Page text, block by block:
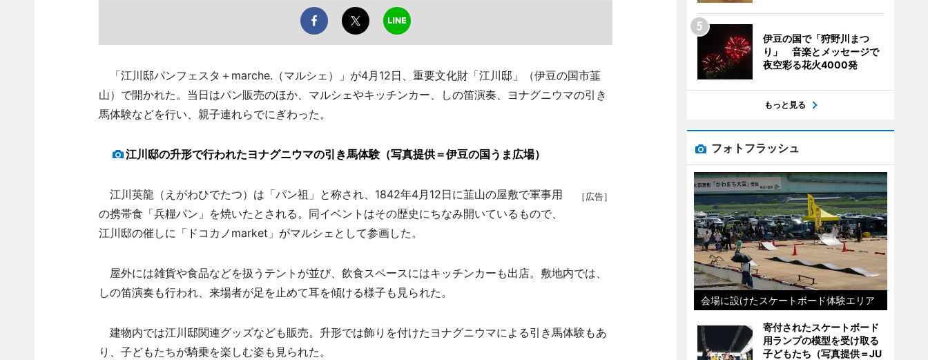
「江川邸パンフェスタ＋marche.（マルシェ）」が4月12日、重要文化財「江川邸」（伊豆の国市韮
山）で開かれた。当日はパン販売のほか、マルシェやキッチンカー、しの笛演奏、ヨナグニウマの引き
馬体験などを行い、親子連れらでにぎわった。
江川邸の升形で行われたヨナグニウマの引き馬体験（写真提供＝伊豆の国うま広場）
［広告］
江川英龍（えがわひでたつ）は「パン祖」と称され、1842年4月12日に韮山の屋敷で軍事用
の携帯食「兵糧パン」を焼いたとされる。同イベントはその歴史にちなみ開いているもので、
江川邸の催しに「ドコカノmarket」がマルシェとして参画した。
屋外には雑貨や食品などを扱うテントが並び、飲食スペースにはキッチンカーも出店。敷地内では、
しの笛演奏も行われ、来場者が足を止めて耳を傾ける様子も見られた。
建物内では江川邸関連グッズなども販売。升形では飾りを付けたヨナグニウマによる引き馬体験もあ
り、子どもたちが騎乗を楽しむ姿も見られた。
伊豆の国で「狩野川まつ
り」 音楽とメッセージで
夜空彩る花火4000発
もっと見る
フォトフラッシュ
会場に設けたスケートボード体験エリア
寄付されたスケートボード
用ランプの模型を受け取る
子どもたち（写真提供＝JU